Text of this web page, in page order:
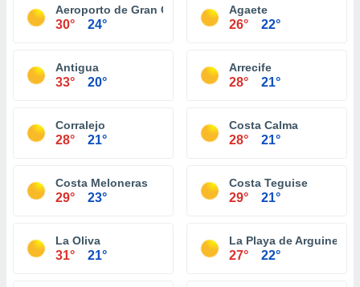
Aeroporto de Gran Canária
30° 24°
Agaete
26° 22°
Antigua
33° 20°
Arrecife
28° 21°
Corralejo
28° 21°
Costa Calma
28° 21°
Costa Meloneras
29° 23°
Costa Teguise
29° 21°
La Oliva
31° 21°
La Playa de
27° 22°